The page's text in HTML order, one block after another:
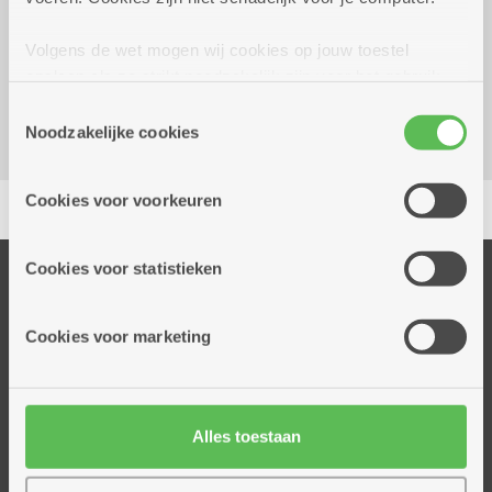
Volgens de wet mogen wij cookies op jouw toestel
cookies hebben we jouw toestemming nodig. Sommige
cookies worden geplaatst door derde partijen die een
informatie over jouw (geanonimiseerd) gebruik van onze
partners kunnen deze gegevens combineren met andere
Noodzakelijke cookies
Cookies voor voorkeuren
Cookies voor statistieken
Cookies voor marketing
Alles toestaan
Dienstencentrum De Nobele Donk
Prinshoeveweg 21
Delen
Onze diensten
Dienstencentra
Woonzorgcentra
Financieel comfort
Mijn Zorgbedrijf